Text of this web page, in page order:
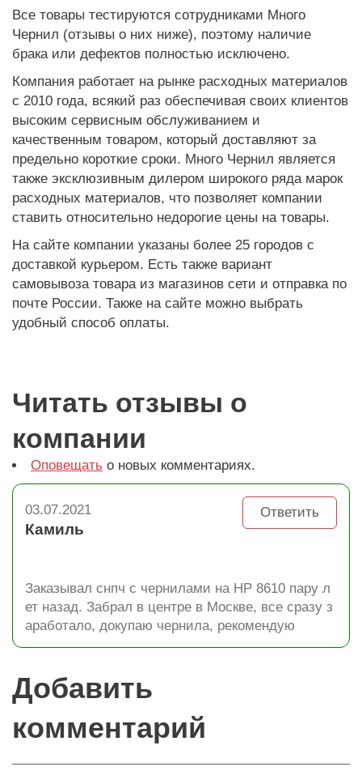
Все товары тестируются сотрудниками Много
Чернил (отзывы о них ниже), поэтому наличие
брака или дефектов полностью исключено.
Компания работает на рынке расходных материалов
с 2010 года, всякий раз обеспечивая своих клиентов
высоким сервисным обслуживанием и
качественным товаром, который доставляют за
предельно короткие сроки. Много Чернил является
также эксклюзивным дилером широкого ряда марок
расходных материалов, что позволяет компании
ставить относительно недорогие цены на товары.
На сайте компании указаны более 25 городов с
доставкой курьером. Есть также вариант
самовывоза товара из магазинов сети и отправка по
почте России. Также на сайте можно выбрать
удобный способ оплаты.
Читать отзывы о
компании
Оповещать о новых комментариях.
Ответить
03.07.2021
Камиль
Заказывал снпч с чернилами на HP 8610 пару л
ет назад. Забрал в центре в Москве, все сразу з
аработало, докупаю чернила, рекомендую
Добавить
комментарий